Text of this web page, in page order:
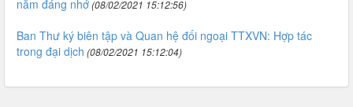
năm đáng nhớ(08/02/2021 15:12:56)
Ban Thư ký biên tập và Quan hệ đối ngoại TTXVN: Hợp tác
trong đại dịch (08/02/2021 15:12:04)